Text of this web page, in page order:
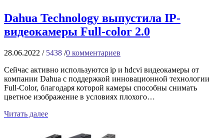
Dahua Technology выпустила IP-
видеокамеры Full-color 2.0
28.06.2022 / 5438 /0 комментариев
Сейчас активно используются ip и hdcvi видеокамеры от
компании Dahua с поддержкой инновационной технологии
Full-Color, благодаря которой камеры способны снимать
цветное изображение в условиях плохого…
Читать далее